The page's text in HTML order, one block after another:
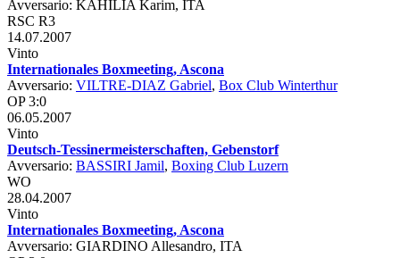
Avversario: KAHILIA Karim, ITA
RSC R3
14.07.2007
Vinto
Internationales Boxmeeting, Ascona
Avversario: VILTRE-DIAZ Gabriel, Box Club Winterthur
OP 3:0
06.05.2007
Vinto
Deutsch-Tessinermeisterschaften, Gebenstorf
Avversario: BASSIRI Jamil, Boxing Club Luzern
WO
28.04.2007
Vinto
Internationales Boxmeeting, Ascona
Avversario: GIARDINO Allesandro, ITA